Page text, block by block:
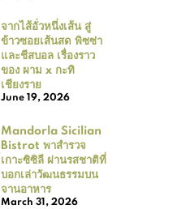
จากไส้อั่วหนึ่งเส้น สู่
ข้าวซอยเส้นสด พิซซ่า
และชีสบอล เรื่องราว
ของ ผาม x กะทิ
เชียงราย
June 19, 2026
Mandorla Sicilian
Bistrot พาสำรวจ
เกาะซิซิลี ผ่านรสชาติที่
บอกเล่าวัฒนธรรมบน
จานอาหาร
March 31, 2026